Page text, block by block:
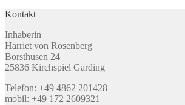
Kontakt
Inhaberin
Harriet von Rosenberg
Borsthusen 24
25836 Kirchspiel Garding
Telefon: +49 4862 201428
mobil: +49 172 2609321